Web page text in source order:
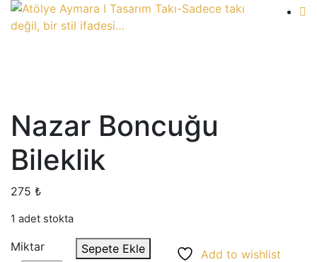
Nazar Boncuğu
Bileklik
275 ₺
1 adet stokta
Miktar Sepete Ekle
Add to wishlist